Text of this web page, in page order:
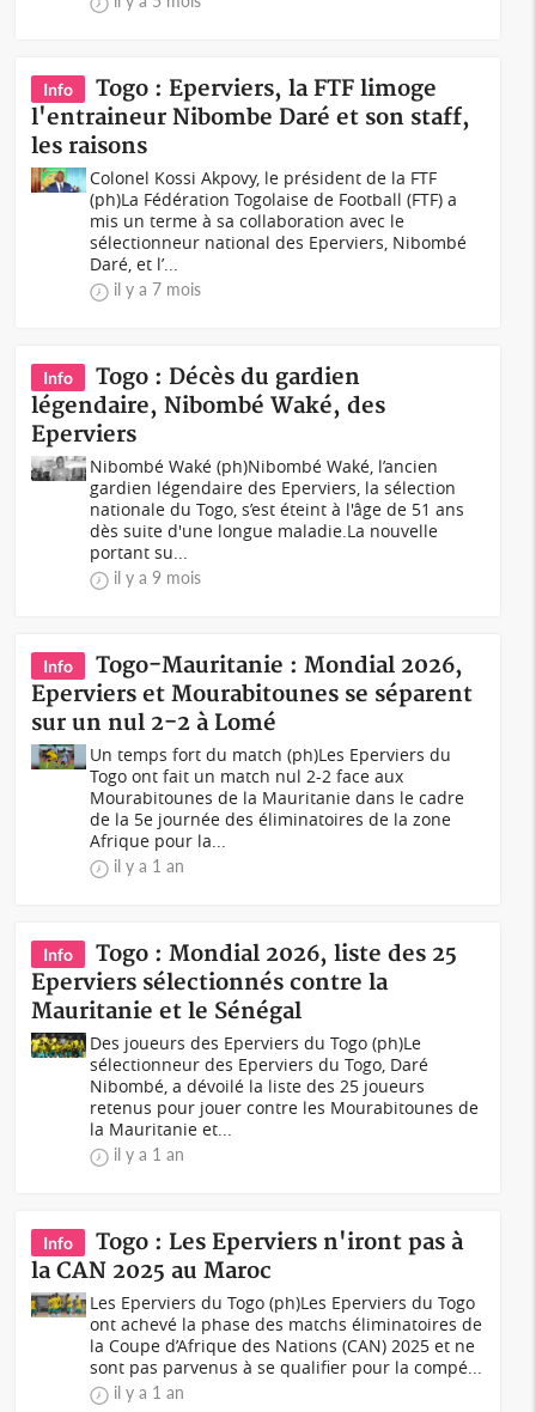
Info
Togo : Eperviers, la FTF limoge
l'entraineur Nibombe Daré et son staff,
les raisons
Colonel Kossi Akpovy, le président de la FTF
(ph)La Fédération Togolaise de Football (FTF) a
mis un terme à sa collaboration avec le
sélectionneur national des Eperviers, Nibombé
Daré, et l’...
il y a 7 mois
Info
Togo : Décès du gardien
légendaire, Nibombé Waké, des
Eperviers
Nibombé Waké (ph)Nibombé Waké, l’ancien
gardien légendaire des Eperviers, la sélection
nationale du Togo, s’est éteint à l'âge de 51 ans
dès suite d'une longue maladie.La nouvelle
portant su...
il y a 9 mois
Info
Togo-Mauritanie : Mondial 2026,
Eperviers et Mourabitounes se séparent
sur un nul 2-2 à Lomé
Un temps fort du match (ph)Les Eperviers du
Togo ont fait un match nul 2-2 face aux
Mourabitounes de la Mauritanie dans le cadre
de la 5e journée des éliminatoires de la zone
Afrique pour la...
il y a 1 an
Info
Togo : Mondial 2026, liste des 25
Eperviers sélectionnés contre la
Mauritanie et le Sénégal
Des joueurs des Eperviers du Togo (ph)Le
sélectionneur des Eperviers du Togo, Daré
Nibombé, a dévoilé la liste des 25 joueurs
retenus pour jouer contre les Mourabitounes de
la Mauritanie et...
il y a 1 an
Info
Togo : Les Eperviers n'iront pas à
la CAN 2025 au Maroc
Les Eperviers du Togo (ph)Les Eperviers du Togo
ont achevé la phase des matchs éliminatoires de
la Coupe d’Afrique des Nations (CAN) 2025 et ne
sont pas parvenus à se qualifier pour la compé...
il y a 1 an